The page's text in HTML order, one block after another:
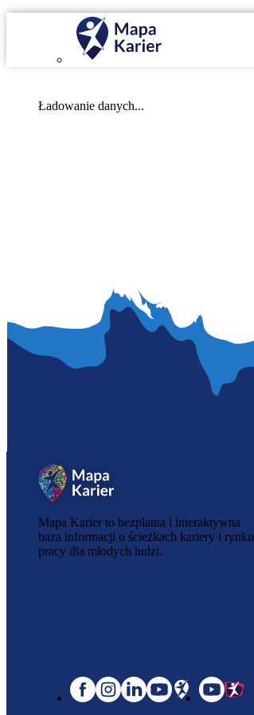
Ładowanie danych...
Mapa Karier to bezpłatna i interaktywna
baza informacji o ścieżkach kariery i rynku
pracy dla młodych ludzi.